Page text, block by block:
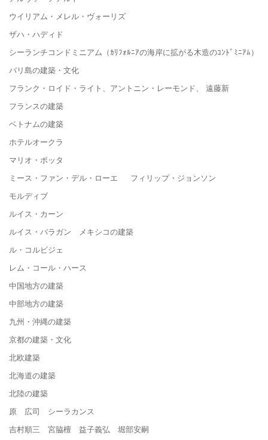
ウイリアム・メレル・ヴォーリズ
ザハ・ハディド
シーランチコンドミニアム（ｶﾘﾌｫﾙﾆｱの海岸に拡がる木造のｺﾝﾄﾞﾐﾆｱﾑ）
バリ島の建築・文化
フランク・ロイド・ライト、アントニン・レーモンド、 遠藤新
フランスの建築
ベトナムの建築
ホテルオークラ
マリオ・ボッタ
ミース・ファン・デル・ローエ フィリップ・ジョンソン
モルディブ
ルイス・カーン
ルイス・バラガン メキシコの建築
ル・コルビジェ
レム・コール・ハース
中国地方の建築
中部地方の建築
九州・沖縄の建築
京都の建築・文化
北欧建築
北海道の建築
北陸の建築
原 広司 シーラカンス
吉村順三 宮脇檀 益子義弘 堀部安嗣